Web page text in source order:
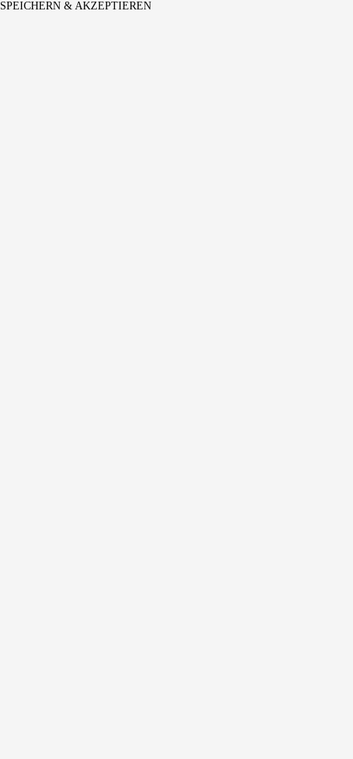
SPEICHERN & AKZEPTIEREN